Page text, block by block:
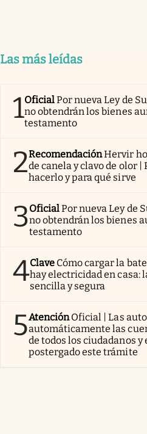
Las más leídas
1OficialPor nueva Ley de
no obtendrán los bienes
testamento
2RecomendaciónHervir
de canela y clavo de olor
hacerlo y para qué sirve
3OficialPor nueva Ley de
no obtendrán los bienes
testamento
4Clave Cómo cargar la
hay electricidad en casa:
sencilla y segura
5AtenciónOficial | Las
automáticamente las
de todos los ciudadanos
postergado este trámite